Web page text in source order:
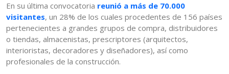
En su última convocatoria reunió a más de 70.000
visitantes, un 28% de los cuales procedentes de 156 países
pertenecientes a grandes grupos de compra, distribuidores
o tiendas, almacenistas, prescriptores (arquitectos,
interioristas, decoradores y diseñadores), así como
profesionales de la construcción.